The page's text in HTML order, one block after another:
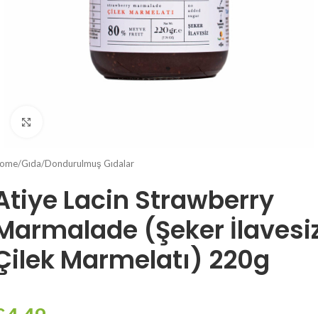
/Gıda/Dondurulmuş Gıdalar
Lacin Strawberry
(Şeker
Marmelatı) 220g